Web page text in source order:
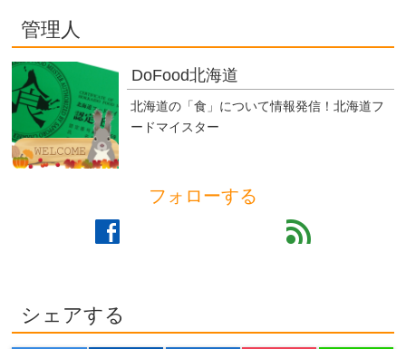
管理人
DoFood北海道
北海道の「食」について情報発信！北海道フ
ードマイスター
フォローする
facebook feed
シェアする